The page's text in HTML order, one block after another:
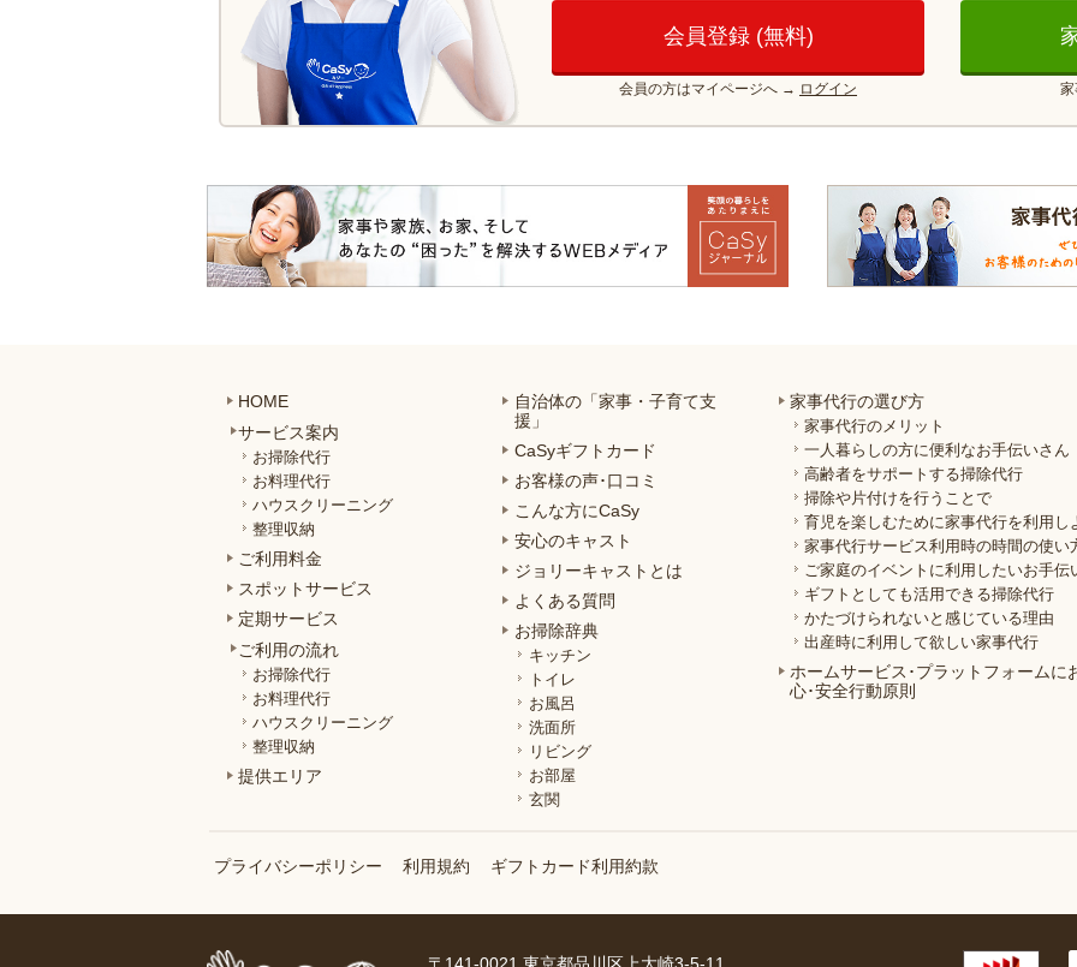
会員登録 (無料)
会員の方はマイページへ → ログイン 家
HOME
サービス案内
お掃除代行
お料理代行
ハウスクリーニング
整理収納
ご利用料金
スポットサービス
定期サービス
ご利用の流れ
お掃除代行
お料理代行
ハウスクリーニング
整理収納
提供エリア
自治体の「家事・子育て支
援」
CaSyギフトカード
お客様の声･口コミ
こんな方にCaSy
安心のキャスト
ジョリーキャストとは
よくある質問
お掃除辞典
キッチン
トイレ
お風呂
洗面所
リビング
お部屋
玄関
家事代行の選び方
家事代行のメリット
一人暮らしの方に便利なお手伝いさん
高齢者をサポートする掃除代行
掃除や片付けを行うことで
育児を楽しむために家事代行を利用し
家事代行サービス利用時の時間の使い
ご家庭のイベントに利用したいお手伝
ギフトとしても活用できる掃除代行
かたづけられないと感じている理由
出産時に利用して欲しい家事代行
ホームサービス･プラットフォームに
心･安全行動原則
プライバシーポリシー 利用規約 ギフトカード利用約款
〒141-0021 東京都品川区上大崎3-5-11